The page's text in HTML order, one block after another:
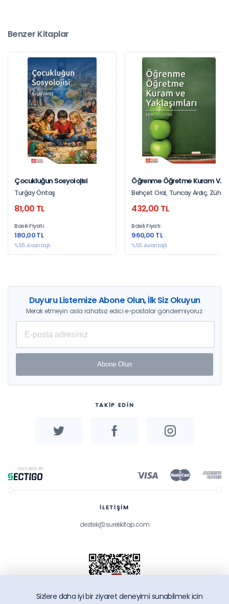
Benzer Kitaplar
Çocukluğun Sosyolojisi
Turğay Öntaş
81,00 TL
Basılı Fiyatı:
180,00 TL
%55 Avantajlı
Öğrenme Öğretme Kuram Ve
Yaklaşımları
Behçet Oral, Tuncay Ardıç, Zühal
432,00 TL
Basılı Fiyatı:
960,00 TL
%55 Avantajlı
Duyuru Listemize Abone Olun, İlk Siz Okuyun
Merak etmeyin asla rahatsız edici e-postalar göndermiyoruz.
Abone Olun
TAKİP EDİN
İLETİŞİM
destek@surelikitap.com
Sizlere daha iyi bir ziyaret deneyimi sunabilmek icin